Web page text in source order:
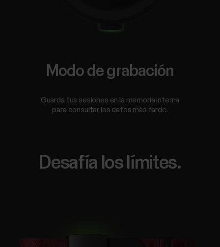
Modo de grabación
Guarda tus sesiones en la memoria interna
para consultar los datos más tarde.
Desafía los límites.